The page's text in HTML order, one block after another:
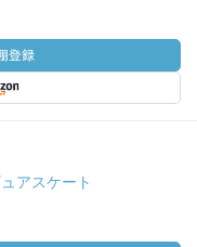
アスケート